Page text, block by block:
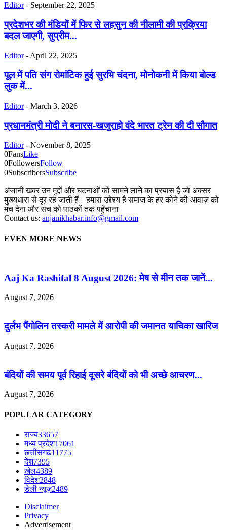
Editor - September 22, 2025
प्रदेशभर की मंडियों में फिर से लहसुन की नीलामी की प्रक्रिया
बदल जाएगी, सुप्रीम...
Editor - April 22, 2025
पूल में पति संग रोमांटिक हुई सुरभि चंदना, मोनोकनी में किया बोल्ड
लुक में...
Editor - March 3, 2026
प्रधानमंत्री मोदी ने बनारस-खजुराहो वंदे भारत ट्रेन की दी सौगात
Editor - November 8, 2025
0FansLike
0FollowersFollow
0SubscribersSubscribe
अंजानी खबर उन मुद्दों और घटनाओं को सामने लाने का प्रयास है जो अक्सर
मुख्यधारा से दूर रह जाती हैं। हमारा उद्देश्य है समाज के हर कोने की आवाज़ को
मंच देना और सच को पाठकों तक पहुँचाना
Contact us: anjanikhabar.info@gmail.com
EVEN MORE NEWS
Aaj Ka Rashifal 8 August 2026: मेष से मीन तक जानें...
August 7, 2026
दुर्लभ पैंगोलिन तस्करी मामले में आरोपी की जमानत याचिका खारिज
August 7, 2026
बंदियों की समय पूर्व रिहाई दूसरे बंदियों को भी अच्छे आचरण...
August 7, 2026
POPULAR CATEGORY
राज्य33657
मध्य प्रदेश17061
छत्तीसगढ11775
देश7395
खेल4389
विदेश2848
डेली न्यूज़2489
Disclaimer
Privacy
Advertisement